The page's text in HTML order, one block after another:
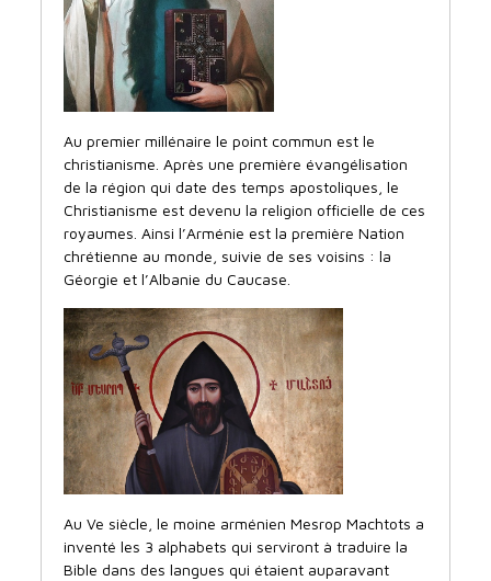
Au premier millénaire le point commun est le
christianisme. Après une première évangélisation
de la région qui date des temps apostoliques, le
Christianisme est devenu la religion officielle de ces
royaumes. Ainsi l’Arménie est la première Nation
chrétienne au monde, suivie de ses voisins : la
Géorgie et l’Albanie du Caucase.
Au Ve siècle, le moine arménien Mesrop Machtots a
inventé les 3 alphabets qui serviront à traduire la
Bible dans des langues qui étaient auparavant